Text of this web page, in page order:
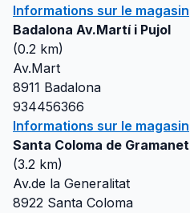
Informations sur le magasin
Badalona Av.Martí i Pujol
(0.2 km)
Av.Mart
8911 Badalona
934456366
Informations sur le magasin
Santa Coloma de Gramanet
(3.2 km)
Av.de la Generalitat
8922 Santa Coloma